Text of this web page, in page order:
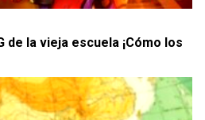
de la vieja escuela ¡Cómo los